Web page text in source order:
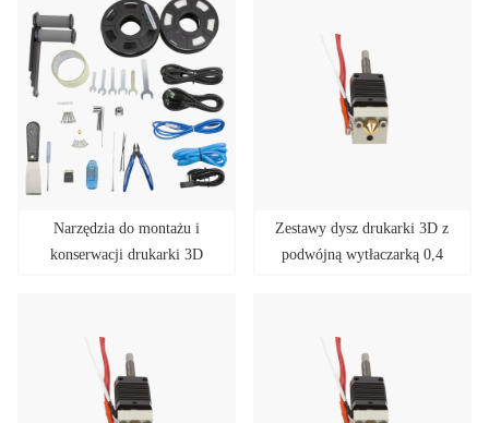
Narzędzia do montażu i
konserwacji drukarki 3D
Zestawy dysz drukarki 3D z
podwójną wytłaczarką 0,4